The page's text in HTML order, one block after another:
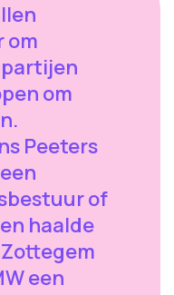
om
om
Peeters
of
haalde
een